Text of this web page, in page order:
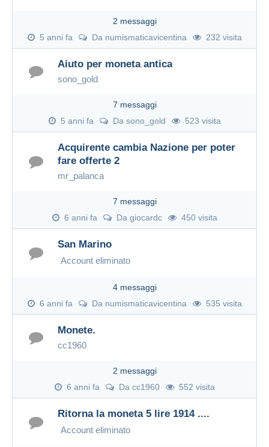
2 messaggi
5 anni fa
Da numismaticavicentina 232 visita
Aiuto per moneta antica
sono_gold
7 messaggi
5 anni fa
Da sono_gold 523 visita
Acquirente cambia Nazione per poter
fare offerte 2
mr_palanca
7 messaggi
6 anni fa
Da giocardc 450 visita
San Marino
Account eliminato
4 messaggi
6 anni fa
Da numismaticavicentina 535 visita
Monete.
cc1960
2 messaggi
6 anni fa
Da cc1960 552 visita
Ritorna la moneta 5 lire 1914 ....
Account eliminato